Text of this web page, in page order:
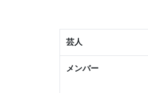
芸人
メンバー